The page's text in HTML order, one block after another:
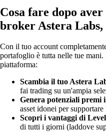
Cosa fare dopo
broker Astera Labs,
Con il tuo account
portafoglio è tutta nelle tue
piattaforma:
Scambia il tuo Astera
fai trading su un'ampia
Genera potenziali premi
asset idonei per
Scopri i vantaggi di
di tutti i giorni (laddove